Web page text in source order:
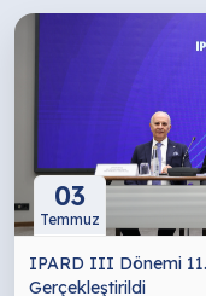
03
Temmuz
IPARD III Dönemi 11.
Gerçekleştirildi